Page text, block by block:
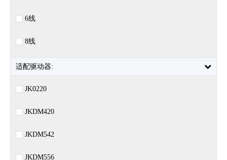
6线
8线
适配驱动器:
JK0220
JKDM420
JKDM542
JKDM556